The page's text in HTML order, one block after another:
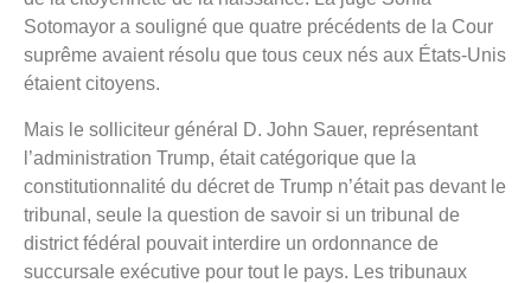
Sotomayor a souligné que quatre précédents de la Cour
suprême avaient résolu que tous ceux nés aux États-Unis
étaient citoyens.
Mais le solliciteur général D. John Sauer, représentant
l’administration Trump, était catégorique que la
constitutionnalité du décret de Trump n’était pas devant le
tribunal, seule la question de savoir si un tribunal de
district fédéral pouvait interdire un ordonnance de
succursale exécutive pour tout le pays. Les tribunaux